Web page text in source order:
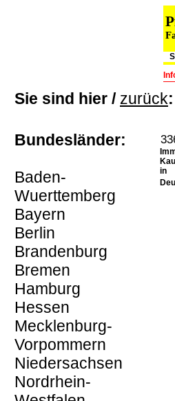
Sie sind hier / zurück:
Bundesländer:
Baden-
Wuerttemberg
Bayern
Berlin
Brandenburg
Bremen
Hamburg
Hessen
Mecklenburg-
Vorpommern
Niedersachsen
Nordrhein-
in